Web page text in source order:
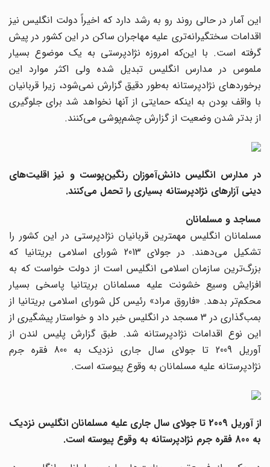
این آمار در حالی روند رو به رشد دارد که اخیراً دولت انگلیس نیز
اقدامات سختگیرانه‌تری علیه مهاجران ساکن در این کشور در پیش
گرفته است. با این‌که امروزه نژادپرستی به یک موضوع بسیار
ملموس در مدارس انگلیس تبدیل شده ولی اکثر موارد این
برخوردهای نژادپرستانه به‌طور دقیق گزارش نمی‌شود، زیرا قربانیان
با واقف بودن به اینکه حمایتی از آنها نخواهد شد برای جلوگیری
از بدتر شدن وضعیت از گزارش چشم‌پوشی می‌کنند.
در مدارس انگلیس دانش‌آموزان رنگین‌پوست و نیز اقلیت‌های
دینی آزارهای نژادپرستانه بسیاری را تحمل می‌کنند.
مساجد و مسلمانان
مسلمانان انگلیس مهمترین قربانیان نژادپرستی در این کشور را
تشکیل می‌دهند. در جولای 2013 شورای اسلامی بریتانیا که
بزرگ‌ترین سازمان اسلامی انگلیس است از دولت خواست که به
افزایش وسیع خشونت علیه مسلمانان بریتانیا پاسخی بسیار
محکم‌تر بدهد. «فاروق مراد» رئیس کل شورای اسلامی بریتانیا از
بمب‌گذاری در 3 مسجد در انگلیس خبر داد و خواستار پیشگیری از
این نوع اقدامات نژادپرستانه شد. طبق گزارش پلیس لندن از
آوریل 2009 تا جولای سال جاری نزدیک به 800 فقره جرم
نژادپرستانه علیه مسلمانان به وقوع پیوسته است.
از آوریل 2009 تا جولای سال جاری علیه مسلمانان انگلیس نزدیک
به 800 فقره جرم نژادپرستانه به وقوع پیوسته است.